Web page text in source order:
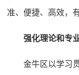
准、便捷、高效，
强化理论和专
金牛区以学习